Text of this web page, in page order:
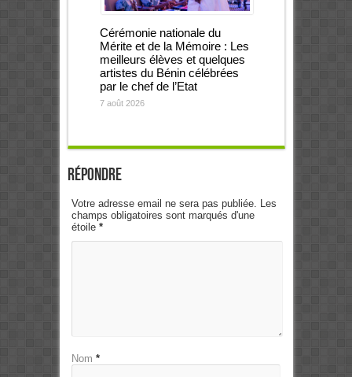
Cérémonie nationale du
Mérite et de la Mémoire : Les
meilleurs élèves et quelques
artistes du Bénin célébrées
par le chef de l’Etat
7 août 2026
Répondre
Votre adresse email ne sera pas publiée. Les
champs obligatoires sont marqués d'une
étoile *
Nom *